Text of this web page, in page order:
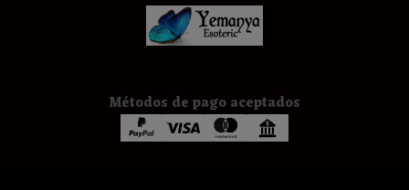
Métodos de pago aceptados